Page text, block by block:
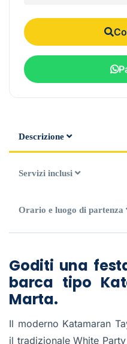
Descrizione
Servizi inclusi
Orario e luogo di partenza
Goditi una
barca tipo
Marta.
Il moderno Katamaran
il tradizionale White